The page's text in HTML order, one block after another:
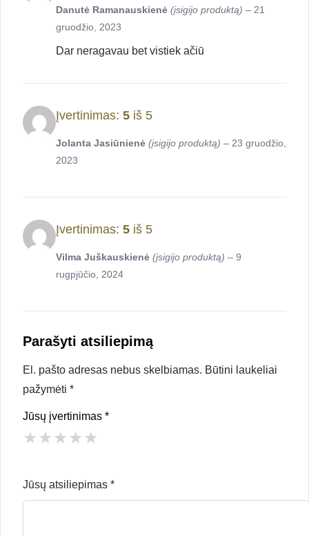
Danutė Ramanauskienė (įsigijo produktą) – 21
gruodžio, 2023
Dar neragavau bet vistiek ačiū
Įvertinimas: 5 iš 5
Jolanta Jasiūnienė (įsigijo produktą) – 23 gruodžio,
2023
Įvertinimas: 5 iš 5
Vilma Juškauskienė (įsigijo produktą) – 9
rugpjūčio, 2024
Parašyti atsiliepimą
El. pašto adresas nebus skelbiamas. Būtini laukeliai
pažymėti *
Jūsų įvertinimas *
★★★★★
Jūsų atsiliepimas *